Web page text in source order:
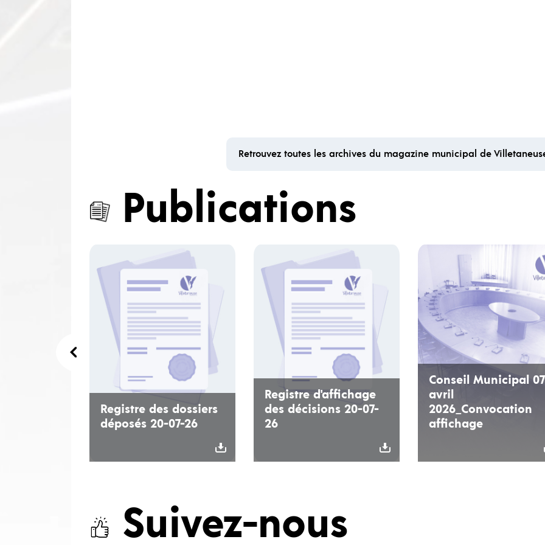
Retrouvez toutes les archives du magazine municipal de
Publications
Registre des dossiers
déposés 20-07-26
Registre d'affichage
des décisions 20-07-
26
Conseil Municipal 07
avril
2026_Convocation
affichage
Suivez-nous